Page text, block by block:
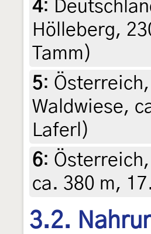
4:
Hölleberg,
Tamm)
5:
Waldwiese,
Laferl)
6:
ca. 380 m,
3.2.